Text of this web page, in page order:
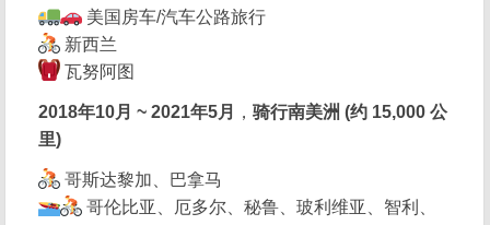
美国房车/汽车公路旅行
新西兰
瓦努阿图
2018年10月 ~ 2021年5月 ，骑行南美洲 (约 15,000 公
里)
哥斯达黎加、巴拿马
哥伦比亚、厄多尔、秘鲁、玻利维亚、智利、